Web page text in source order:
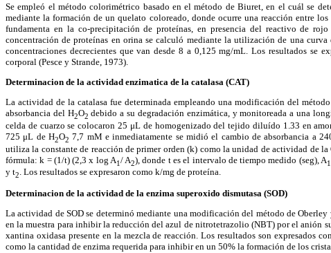
Se empleó el método colorimétrico basado en el método de Biuret, en el cuál se
mediante la formación de un quelato coloreado, donde ocurre una reacción entre
fundamenta en la co-precipitación de proteínas, en presencia del reactivo de
concentración de proteínas en orina se calculó mediante la utilización de una
concentraciones decrecientes que van desde 8 a 0,125 mg/mL. Los resultados se
corporal (Pesce y Strande, 1973).
Determinacion de la actividad enzimatica de la catalasa (CAT)
La actividad de la catalasa fue determinada empleando una modificación del
absorbancia del H2O2 debido a su degradación enzimática, y monitoreada a una
celda de cuarzo se colocaron 25 μL de homogenizado del tejido diluído 1.33 en
725 μL de H2O2 7,7 mM e inmediatamente se midió el cambio de absorbancia a
utiliza la constante de reacción de primer orden (k) como la unidad de actividad de
fórmula: k = (1/t) (2,3 x log A1/ A2), donde t es el intervalo de tiempo medido (seg), A1
y t2. Los resultados se expresaron como k/mg de proteína.
Determinacion de la actividad de la enzima superoxido dismutasa (SOD)
La actividad de SOD se determinó mediante una modificación del método de
en la muestra para inhibir la reducción del azul de nitrotetrazolio (NBT) por el anión
xantina oxidasa presente en la mezcla de reacción. Los resultados son expresados
como la cantidad de enzima requerida para inhibir en un 50% la formación de los